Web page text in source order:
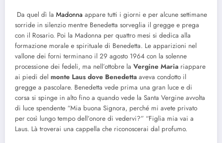
Da quel dì la Madonna appare tutti i giorni e per alcune settimane
sorride in silenzio mentre Benedetta sorveglia il gregge e prega
con il Rosario. Poi la Madonna per quattro mesi si dedica alla
formazione morale e spirituale di Benedetta. Le apparizioni nel
vallone dei forni terminano il 29 agosto 1964 con la solenne
processione dei fedeli, ma nell’ottobre la Vergine Maria riappare
ai piedi del monte Laus dove Benedetta aveva condotto il
gregge a pascolare. Benedetta vede prima una gran luce e di
corsa si spinge in alto fino a quando vede la Santa Vergine avvolta
di luce spendente “Mia buona Signora, perché mi avete privato
per così lungo tempo dell’onore di vedervi?” “Figlia mia vai a
Laus. Là troverai una cappella che riconoscerai dal profumo.